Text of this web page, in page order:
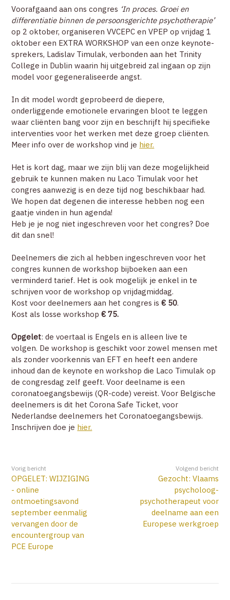
Voorafgaand aan ons congres ‘In proces. Groei en
differentiatie binnen de persoonsgerichte psychotherapie’
op 2 oktober, organiseren VVCEPC en VPEP op vrijdag 1
oktober een EXTRA WORKSHOP van een onze keynote-
sprekers, Ladislav Timulak, verbonden aan het Trinity
College in Dublin waarin hij uitgebreid zal ingaan op zijn
model voor gegeneraliseerde angst.
In dit model wordt geprobeerd de diepere,
onderliggende emotionele ervaringen bloot te leggen
waar cliënten bang voor zijn en beschrijft hij specifieke
interventies voor het werken met deze groep cliënten.
Meer info over de workshop vind je hier.
Het is kort dag, maar we zijn blij van deze mogelijkheid
gebruik te kunnen maken nu Laco Timulak voor het
congres aanwezig is en deze tijd nog beschikbaar had.
We hopen dat degenen die interesse hebben nog een
gaatje vinden in hun agenda!
Heb je je nog niet ingeschreven voor het congres? Doe
dit dan snel!
Deelnemers die zich al hebben ingeschreven voor het
congres kunnen de workshop bijboeken aan een
verminderd tarief. Het is ook mogelijk je enkel in te
schrijven voor de workshop op vrijdagmiddag.
Kost voor deelnemers aan het congres is€ 50.
Kost als losse workshop€ 75.
Opgelet: de voertaal is Engels en is alleen live te
volgen. De workshop is geschikt voor zowel mensen met
als zonder voorkennis van EFT en heeft een andere
inhoud dan de keynote en workshop die Laco Timulak op
de congresdag zelf geeft. Voor deelname is een
coronatoegangsbewijs (QR-code) vereist. Voor Belgische
deelnemers is dit het Corona Safe Ticket, voor
Nederlandse deelnemers het Coronatoegangsbewijs.
Inschrijven doe je hier.
Vorig bericht
OPGELET: WIJZIGING
- online
ontmoetingsavond
september eenmalig
vervangen door de
encountergroup van
PCE Europe
Volgend bericht
Gezocht: Vlaams
psycholoog-
psychotherapeut voor
deelname aan een
Europese werkgroep